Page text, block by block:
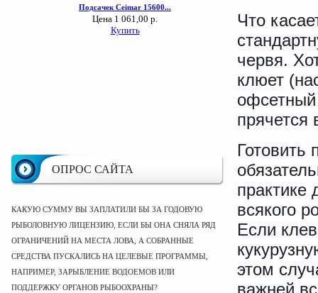
ОПРОС САЙТА
КАКУЮ СУММУ ВЫ ЗАПЛАТИЛИ БЫ ЗА ГОДОВУЮ
РЫБОЛОВНУЮ ЛИЦЕНЗИЮ, ЕСЛИ БЫ ОНА СНЯЛА РЯД
ОГРАНИЧЕНИЙ НА МЕСТА ЛОВА, А СОБРАННЫЕ
СРЕДСТВА ПУСКАЛИСЬ НА ЦЕЛЕВЫЕ ПРОГРАММЫ,
НАПРИМЕР, ЗАРЫБЛЕНИЕ ВОДОЕМОВ ИЛИ
ПОДДЕРЖКУ ОРГАНОВ РЫБООХРАНЫ?
Что
червя.
клюет
офсетный
прячется
Готовить
практике
всякого
Если
этом
важней